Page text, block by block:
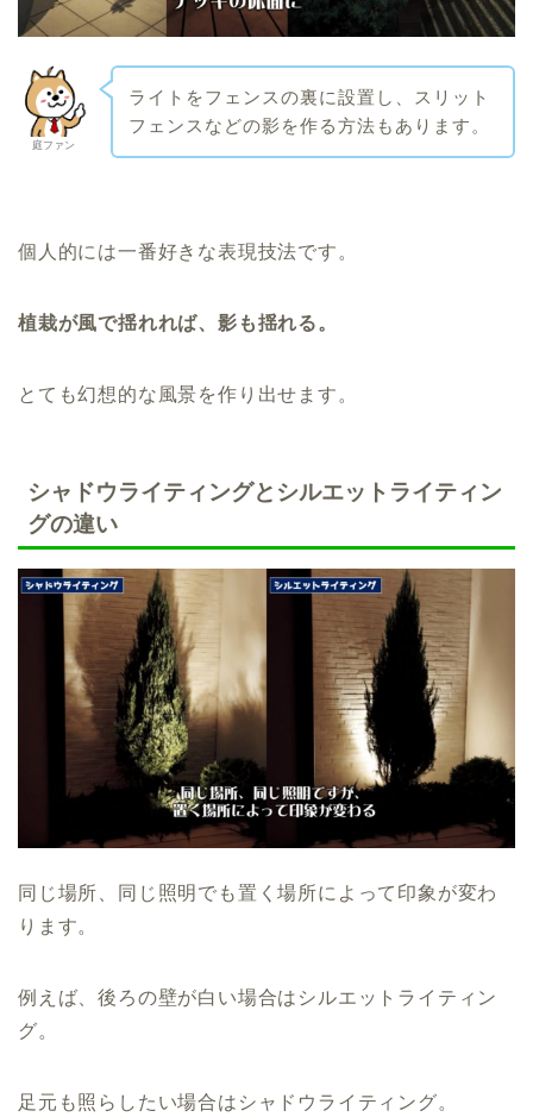
庭ファン
ライトをフェンスの裏に設置し、スリット
フェンスなどの影を作る方法もあります。
個人的には一番好きな表現技法です。
植栽が風で揺れれば、影も揺れる。
とても幻想的な風景を作り出せます。
シャドウライティングとシルエットライティン
グの違い
同じ場所、同じ照明でも置く場所によって印象が変わ
ります。
例えば、後ろの壁が白い場合はシルエットライティン
グ。
足元も照らしたい場合はシャドウライティング。